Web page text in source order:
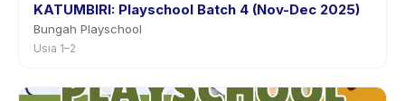
KATUMBIRI: Playschool Batch 4 (Nov-Dec 2025)
Bungah Playschool
Usia 1–2